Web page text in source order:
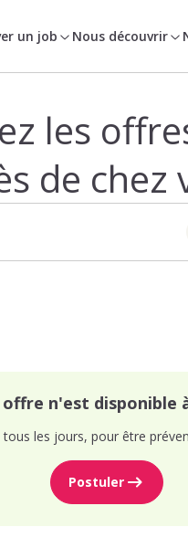
un job Nous découvrir
les
de chez
offre n'est disponible
les jours, pour être
Postuler